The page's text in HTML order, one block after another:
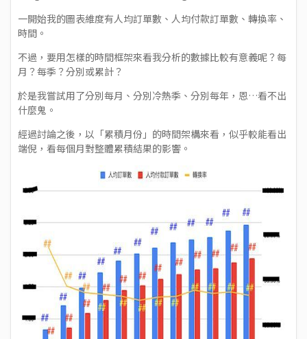
一開始我的圖表維度有人均訂單數、人均付款訂單數、轉換率、
時間。
不過，要用怎樣的時間框架來看我分析的數據比較有意義呢？每
月？每季？分別或累計？
於是我嘗試用了分別每月、分別冷熱季、分別每年，恩…看不出
什麼鬼。
經過討論之後，以「累積月份」的時間架構來看，似乎較能看出
端倪，看每個月對整體累積結果的影響。